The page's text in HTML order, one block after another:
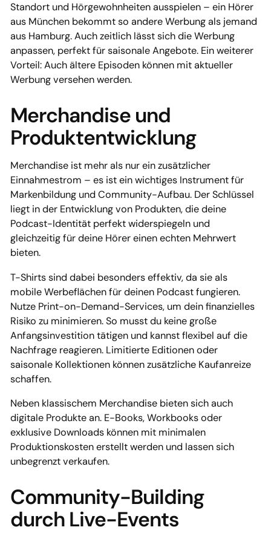
Standort und Hörgewohnheiten ausspielen – ein Hörer
aus München bekommt so andere Werbung als jemand
aus Hamburg. Auch zeitlich lässt sich die Werbung
anpassen, perfekt für saisonale Angebote. Ein weiterer
Vorteil: Auch ältere Episoden können mit aktueller
Werbung versehen werden.
Merchandise und
Produktentwicklung
Merchandise ist mehr als nur ein zusätzlicher
Einnahmestrom – es ist ein wichtiges Instrument für
Markenbildung und Community-Aufbau. Der Schlüssel
liegt in der Entwicklung von Produkten, die deine
Podcast-Identität perfekt widerspiegeln und
gleichzeitig für deine Hörer einen echten Mehrwert
bieten.
T-Shirts sind dabei besonders effektiv, da sie als
mobile Werbeflächen für deinen Podcast fungieren.
Nutze Print-on-Demand-Services, um dein finanzielles
Risiko zu minimieren. So musst du keine große
Anfangsinvestition tätigen und kannst flexibel auf die
Nachfrage reagieren. Limitierte Editionen oder
saisonale Kollektionen können zusätzliche Kaufanreize
schaffen.
Neben klassischem Merchandise bieten sich auch
digitale Produkte an. E-Books, Workbooks oder
exklusive Downloads können mit minimalen
Produktionskosten erstellt werden und lassen sich
unbegrenzt verkaufen.
Community-Building
durch Live-Events